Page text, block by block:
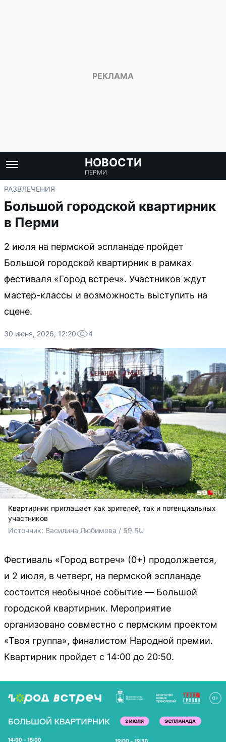
НОВОСТИ
ПЕРМИ
РАЗВЛЕЧЕНИЯ
Большой городской квартирник
в Перми
2 июля на пермской эспланаде пройдет
Большой городской квартирник в рамках
фестиваля «Город встреч». Участников ждут
мастер-классы и возможность выступить на
сцене.
30 июня, 2026, 12:20 4
Квартирник приглашает как зрителей, так и потенциальных
участников
Источник: Василина Любимова / 59.RU
Фестиваль «Город встреч» (0+) продолжается,
и 2 июля, в четверг, на пермской эспланаде
состоится необычное событие — Большой
городской квартирник. Мероприятие
организовано совместно с пермским проектом
«Твоя группа», финалистом Народной премии.
Квартирник пройдет с 14:00 до 20:50.